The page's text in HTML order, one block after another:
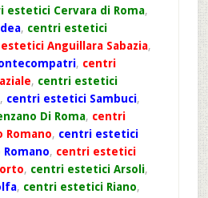
estetici Cervara di Roma,
, centri estetici
Anguillara Sabazia,
, centri
, centri estetici
, centri estetici Sambuci,
Di Roma, centri
, centri estetici
Romano, centri estetici
, centri estetici Arsoli,
, centri estetici Riano,